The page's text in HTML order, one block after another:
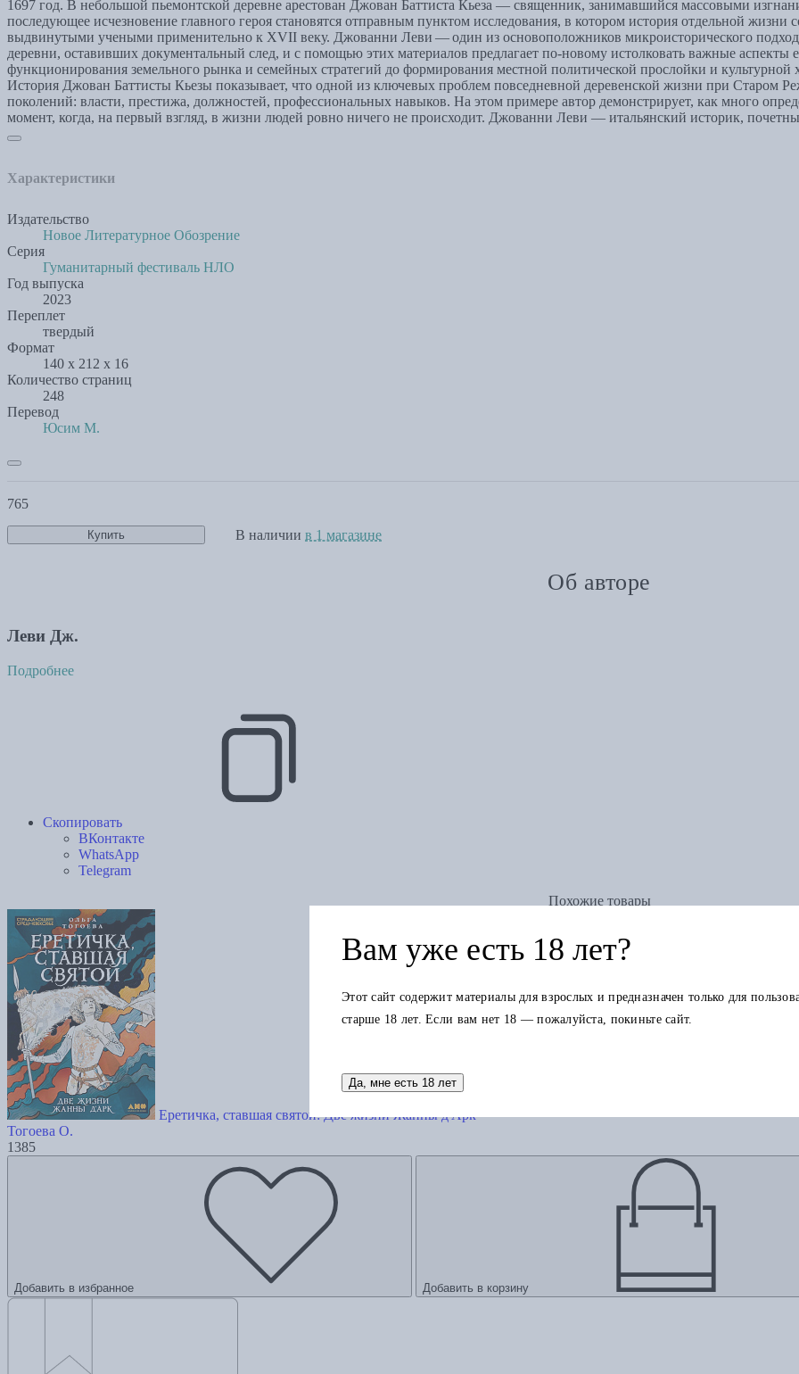
1697 год. В небольшой пьемонтской деревне арестован Джован Баттиста Кьеза — священник, занимавшийся массовыми
последующее исчезновение главного героя становятся отправным пунктом исследования, в котором история отдельной
выдвинутыми учеными применительно к XVII веку. Джованни Леви — один из основоположников микроисторического
деревни, оставивших документальный след, и с помощью этих материалов предлагает по-новому истолковать важные
функционирования земельного рынка и семейных стратегий до формирования местной политической прослойки и
История Джован Баттисты Кьезы показывает, что одной из ключевых проблем повседневной деревенской жизни при Старом
поколений: власти, престижа, должностей, профессиональных навыков. На этом примере автор демонстрирует, как много
момент, когда, на первый взгляд, в жизни людей ровно ничего не происходит. Джованни Леви — итальянский историк,
Характеристики
Издательство
Новое Литературное Обозрение
Серия
Гуманитарный фестиваль НЛО
Год выпуска
2023
Переплет
твердый
Формат
140 x 212 x 16
Количество страниц
248
Перевод
Юсим М.
765
Купить В наличии в 1 магазине
Об авторе
Леви Дж.
Подробнее
Скопировать
ВКонтакте
WhatsApp
Telegram
Похожие товары
Еретичка, ставшая святой: Две жизни Жанны д'Арк
Тогоева О.
1385
Добавить в избранное Добавить в корзину
Вам уже есть 18 лет?
Этот сайт содержит материалы для взрослых и предназначен только для
старше 18 лет. Если вам нет 18 — пожалуйста, покиньте сайт.
Да, мне есть 18 лет